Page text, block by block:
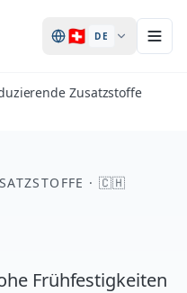
🇨🇭 DE
Zusatzstoffe
·🇨🇭
Frühfestigkeiten